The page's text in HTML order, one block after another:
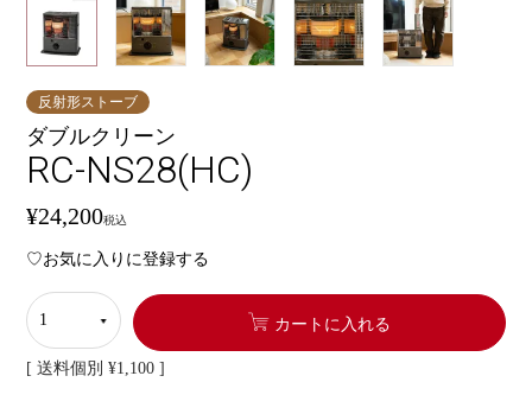
反射形ストーブ
ダブルクリーン
RC-NS28(HC)
¥24,200税込
お気に入りに登録する
カートに入れる
送料個別 ¥1,100